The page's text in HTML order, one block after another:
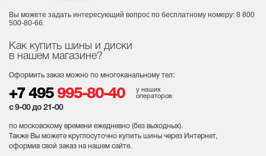
Как купить шины и диски
в нашем магазине?
Оформить заказ можно по многоканальному тел:
+7 495 995-80-40
у наших
операторов
с 9-00 до 21-00
по московскому времени ежедневно (без выходных).
Также Вы можете круглосуточно купить шины через Интернет,
оформив свой заказ на нашем сайте.
Вы можете задать интересующий вопрос по бесплатному номеру: 8 800
500-80-66.